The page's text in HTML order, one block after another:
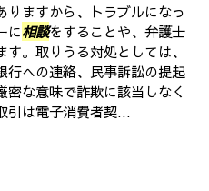
ますから、トラブルになっ
に相談をすることや、弁護士
。取りうる対処としては、
行への連絡、民事訴訟の提起
な意味で詐欺に該当しなく
引は電子消費者契...